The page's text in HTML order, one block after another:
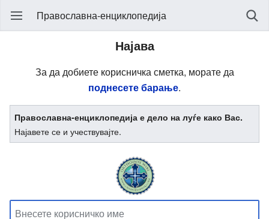
Православна-енциклопедија
Најава
За да добиете корисничка сметка, морате да
поднесете барање.
Православна-енциклопедија е дело на луѓе како Вас.
Најавете се и учествувајте.